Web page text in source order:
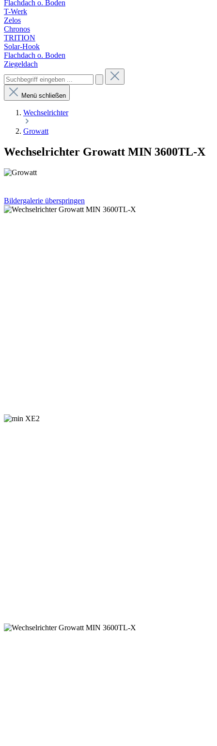
Flachdach o. Boden
T-Werk
Zelos
Chronos
TRITION
Solar-Hook
Flachdach o. Boden
Ziegeldach
Menü schließen
Wechselrichter
Growatt
Wechselrichter Growatt MIN 3600TL-X
Bildergalerie überspringen